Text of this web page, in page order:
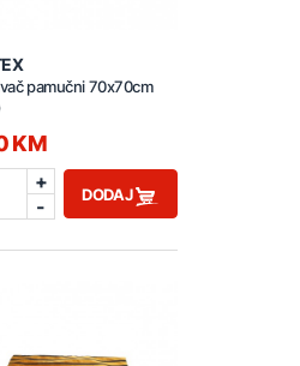
pamučni 70x70cm
KM
+
-
DODAJ